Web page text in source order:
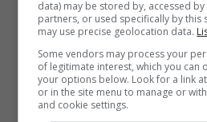
nomi interessanti.
I primi due arrivano dalla
protagonista con il
i 30 milionidi euro, ed
data) may be stored by, accessed
partners, or used specifically by this
may use precise geolocation data.
Some vendors may process your
of legitimate interest, which you can
your options below. Look for a link
or in the site menu to manage or
and cookie settings.